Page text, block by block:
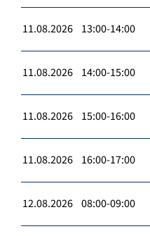
11.08.2026 13:00-14:00
11.08.2026 14:00-15:00
11.08.2026 15:00-16:00
11.08.2026 16:00-17:00
12.08.2026 08:00-09:00